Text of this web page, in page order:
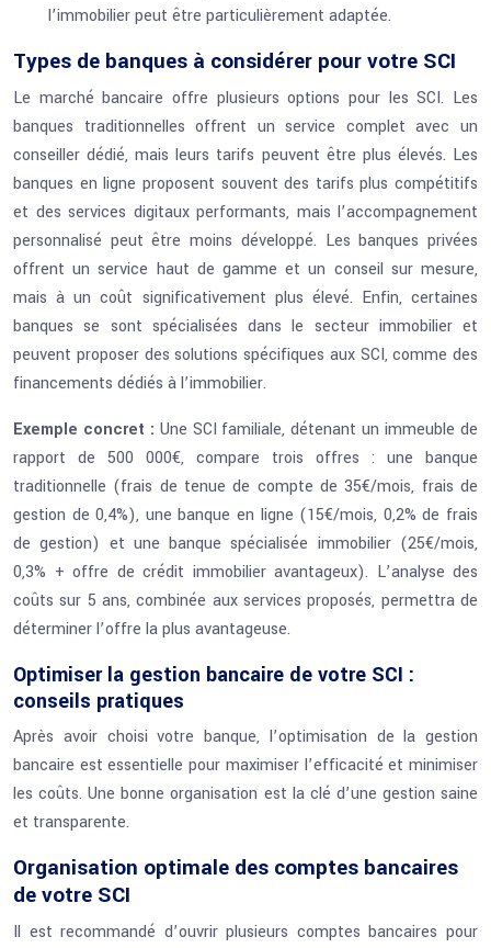
l’immobilier peut être particulièrement adaptée.
Types de banques à considérer pour votre SCI
Le marché bancaire offre plusieurs options pour les SCI. Les
banques traditionnelles offrent un service complet avec un
conseiller dédié, mais leurs tarifs peuvent être plus élevés. Les
banques en ligne proposent souvent des tarifs plus compétitifs
et des services digitaux performants, mais l’accompagnement
personnalisé peut être moins développé. Les banques privées
offrent un service haut de gamme et un conseil sur mesure,
mais à un coût significativement plus élevé. Enfin, certaines
banques se sont spécialisées dans le secteur immobilier et
peuvent proposer des solutions spécifiques aux SCI, comme des
financements dédiés à l’immobilier.
Exemple concret : Une SCI familiale, détenant un immeuble de
rapport de 500 000€, compare trois offres : une banque
traditionnelle (frais de tenue de compte de 35€/mois, frais de
gestion de 0,4%), une banque en ligne (15€/mois, 0,2% de frais
de gestion) et une banque spécialisée immobilier (25€/mois,
0,3% + offre de crédit immobilier avantageux). L’analyse des
coûts sur 5 ans, combinée aux services proposés, permettra de
déterminer l’offre la plus avantageuse.
Optimiser la gestion bancaire de votre SCI :
conseils pratiques
Après avoir choisi votre banque, l’optimisation de la gestion
bancaire est essentielle pour maximiser l’efficacité et minimiser
les coûts. Une bonne organisation est la clé d’une gestion saine
et transparente.
Organisation optimale des comptes bancaires
de votre SCI
Il est recommandé d’ouvrir plusieurs comptes bancaires pour